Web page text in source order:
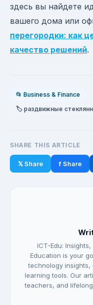
здесь вы найдете
вашего дома или
перегородки: как
качество решений.
📂 Business & Finance
🏷️ раздвижные
SHARE THIS ARTICLE
𝕏 Share f Share
ICT-Edu:
Education is your
technology insights,
learning tools. Our
teachers, and